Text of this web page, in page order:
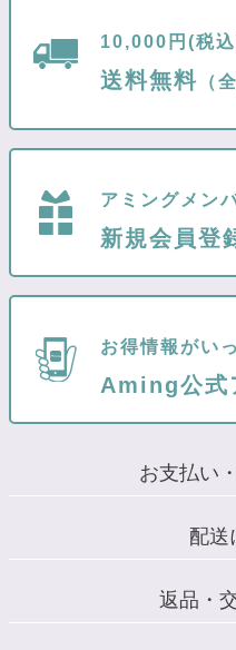
10,000円(税
送料無料 （
アミングメン
新規会員登
お得情報がい
Aming公式
お支払い
配送
返品・